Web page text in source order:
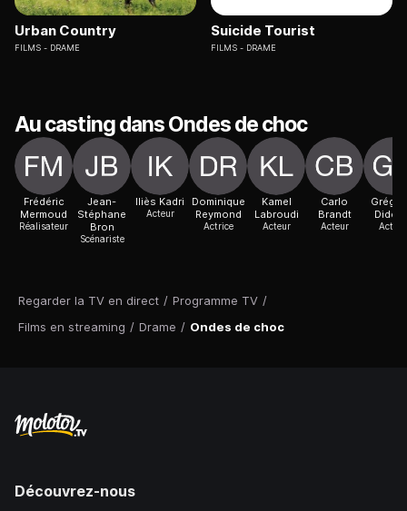
Regarder la TV en direct / Programme TV /
Films en streaming / Drame / Ondes de choc
Urban Country
FILMS DRAME
Suicide Tourist
FILMS DRAME
Au casting dans Ondes de choc
Frédéric
Mermoud
Réalisateur
Jean-
Stéphane
Bron
Scénariste
Iliès Kadri
Acteur
Dominique
Reymond
Actrice
Kamel
Labroudi
Acteur
Carlo
Brandt
Acteur Acteur
Découvrez-nous